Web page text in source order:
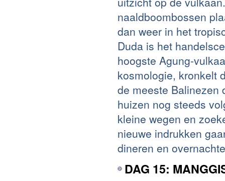
naaldboombossen
dan weer in het
Duda is het
hoogste Agung-
kosmologie, kronkelt
de meeste Balinezen
huizen nog steeds
kleine wegen en
nieuwe indrukken
dineren en
DAG 15: